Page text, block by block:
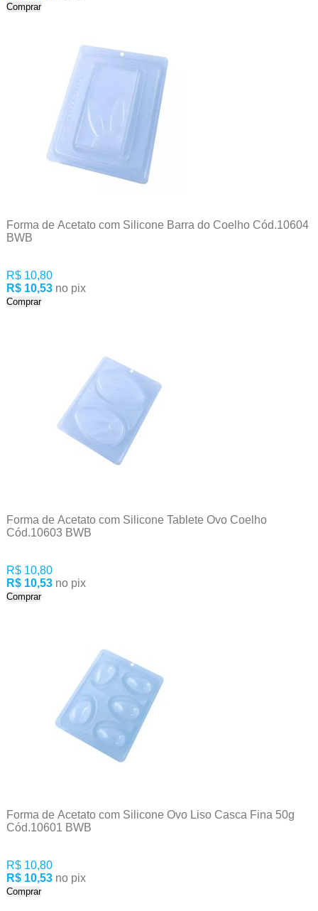
Comprar
Forma de Acetato com Silicone Barra do Coelho Cód.10604
BWB
R$ 10,80
R$ 10,53
no pix
Comprar
Forma de Acetato com Silicone Tablete Ovo Coelho
Cód.10603 BWB
R$ 10,80
R$ 10,53
no pix
Comprar
Forma de Acetato com Silicone Ovo Liso Casca Fina 50g
Cód.10601 BWB
R$ 10,80
R$ 10,53
no pix
Comprar